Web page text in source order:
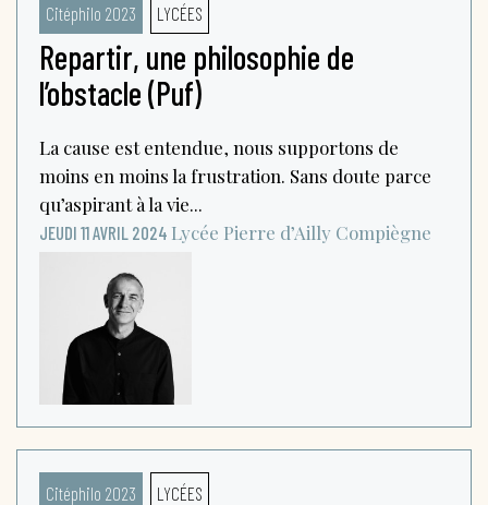
Citéphilo 2023 LYCÉES
Repartir, une philosophie de
l’obstacle (Puf)
La cause est entendue, nous supportons de
moins en moins la frustration. Sans doute parce
qu’aspirant à la vie...
JEUDI 11 AVRIL 2024 Lycée Pierre d’Ailly Compiègne
Citéphilo 2023 LYCÉES